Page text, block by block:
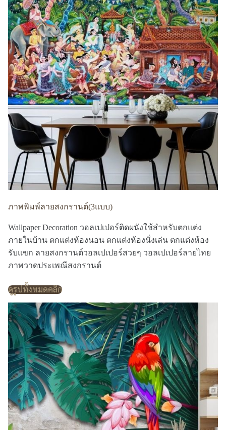
ภาพพิมพ์ลายสงกรานต์(3แบบ)
Wallpaper Decoration วอลเปเปอร์ติดผนังใช้สำหรับตกแต่ง
ภายในบ้าน ตกแต่งห้องนอน ตกแต่งห้องนั่งเล่น ตกแต่งห้อง
รับแขก ลายสงกรานต์วอลเปเปอร์สวยๆ วอลเปเปอร์ลายไทย
ภาพวาดประเพณีสงกรานต์
ดูรูปทั้งหมดคลิก